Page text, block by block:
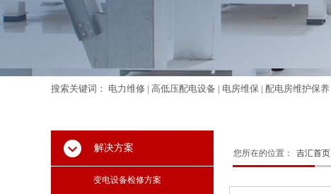
搜索关键词： 电力维修 | 高低压配电设备 | 电房维保 | 配电房维护保养
解决方案
变电设备检修方案
吉汇首页
您所在的位置：
联系我们